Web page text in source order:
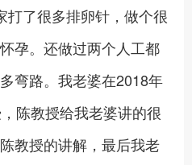
打了很多排卵针，做个很
孕。还做过两个人工都
弯路。我老婆在2018年
陈教授给我老婆讲的很
教授的讲解，最后我老